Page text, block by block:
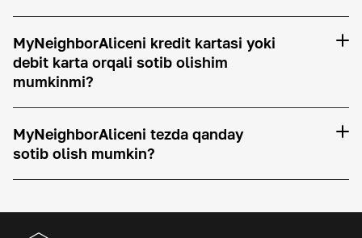
MyNeighborAliceni kredit kartasi yoki
debit karta orqali sotib olishim
mumkinmi?
MyNeighborAliceni tezda qanday
sotib olish mumkin?